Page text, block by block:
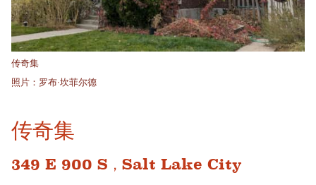
传奇集
照片：罗布·坎菲尔德
传奇集
349 E 900 S，Salt Lake City